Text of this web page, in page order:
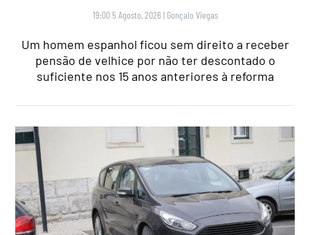
19:00 5 Agosto, 2026 | Gonçalo Viegas
Um homem espanhol ficou sem direito a receber
pensão de velhice por não ter descontado o
suficiente nos 15 anos anteriores à reforma